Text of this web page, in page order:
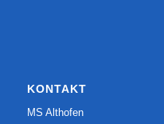
KONTAKT
MS Althofen